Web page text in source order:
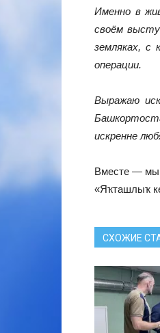
Именно в
своём
земляках, с
операции.
Выражаю
искренне
Вместе — мы
«Яҡташлыҡ
СХОЖИЕ